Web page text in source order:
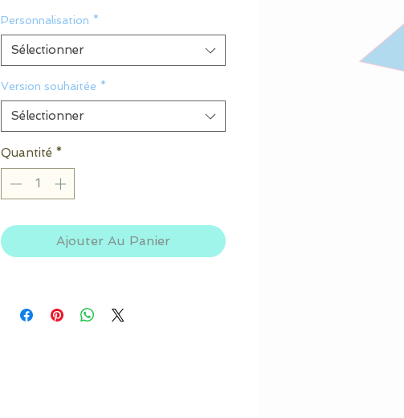
Personnalisation *
Sélectionner
Version souhaitée *
Sélectionner
Quantité *
Ajouter Au Panier